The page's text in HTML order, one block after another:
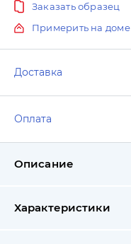
Заказать образец
Примерить на доме
Доставка
Оплата
Описание
Характеристики